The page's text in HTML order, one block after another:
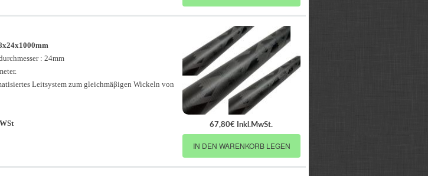
: 24mm
Leitsystem zum gleichmäβigen Wickeln von
67,80€ Inkl.MwSt.
IN DEN WARENKORB LEGEN